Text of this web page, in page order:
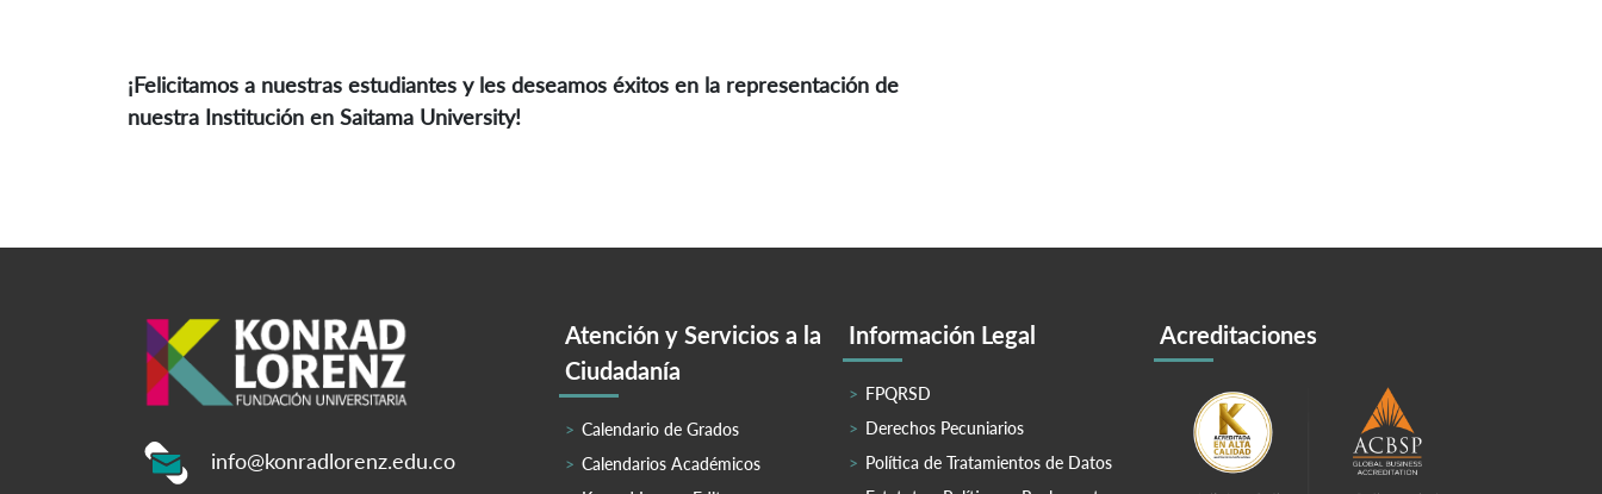
¡Felicitamos a nuestras estudiantes y les deseamos éxitos en la representación de
nuestra Institución en Saitama University!
info@konradlorenz.edu.co
Atención y Servicios a la
Ciudadanía
Calendario de Grados
Calendarios Académicos
Información Legal
FPQRSD
Derechos Pecuniarios
Política de Tratamientos de Datos
Acreditaciones